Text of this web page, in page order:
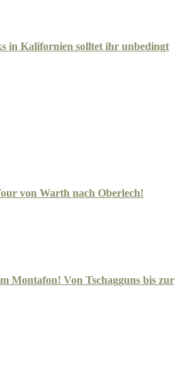
in Kalifornien solltet ihr unbedingt
von Warth nach Oberlech!
Montafon! Von Tschagguns bis zur